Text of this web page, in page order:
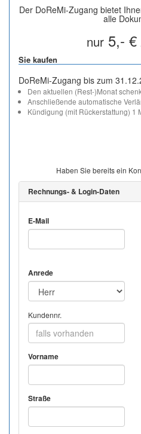
Der DoReMi-Zugang bietet
alle
nur5,- €
Sie kaufen
DoReMi-Zugang bis zum
Den aktuellen (Rest-)Monat
Anschließende automatische
Kündigung (mit Rückerstattung) 1
Haben Sie bereits ein
Rechnungs- & Login-Daten
E-Mail
Anrede
Kundennr.
Vorname
Straße